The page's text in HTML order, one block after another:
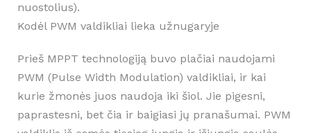
nuostolius).
Kodėl PWM valdikliai lieka užnugaryje
Prieš MPPT technologiją buvo plačiai naudojami
PWM (Pulse Width Modulation) valdikliai, ir kai
kurie žmonės juos naudoja iki šiol. Jie pigesni,
paprastesni, bet čia ir baigiasi jų pranašumai. PWM